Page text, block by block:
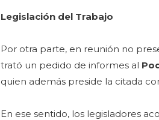
Legislación del Trabajo
Por otra parte, en reunión no
trató un pedido de informes al
quien además preside la citada
En ese sentido, los legisladores